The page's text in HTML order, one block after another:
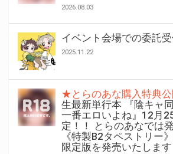
2026.08.03
イベント会場での委託
2025.11.22
★とらのあな購入特典
生最新単行本 『陰キャ
一番エロいよね』12月
定！！ とらのあなでは
《特製B2タペストリー
限定版を発売いたします